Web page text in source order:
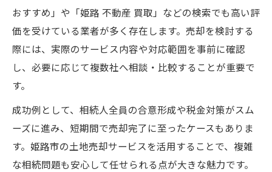
おすすめ」や「姫路 不動産 買取」などの検索でも高い評
価を受けている業者が多く存在します。売却を検討する
際には、実際のサービス内容や対応範囲を事前に確認
し、必要に応じて複数社へ相談・比較することが重要で
す。
成功例として、相続人全員の合意形成や税金対策がスム
ーズに進み、短期間で売却完了に至ったケースもありま
す。姫路市の土地売却サービスを活用することで、複雑
な相続問題も安心して任せられる点が大きな魅力です。